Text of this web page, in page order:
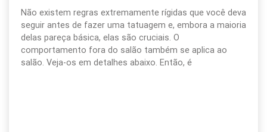
Não existem regras extremamente rígidas que você deva
seguir antes de fazer uma tatuagem e, embora a maioria
delas pareça básica, elas são cruciais. O
comportamento fora do salão também se aplica ao
salão. Veja-os em detalhes abaixo. Então, é